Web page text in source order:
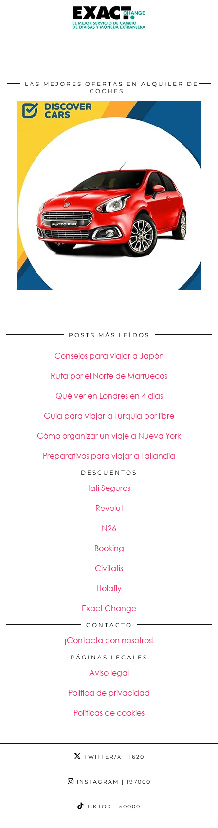
LAS MEJORES OFERTAS EN ALQUILER DE
COCHES
POSTS MÁS LEÍDOS
Consejos para viajar a Japón
Ruta por el Norte de Marruecos
Qué ver en Londres en 4 días
Guía para viajar a Turquía por libre
Cómo organizar un viaje a Nueva York
Preparativos para viajar a Tailandia
DESCUENTOS
Iati Seguros
Revolut
N26
Booking
Civitatis
Holafly
Exact Change
CONTACTO
¡Contacta con nosotros!
PÁGINAS LEGALES
Aviso legal
Política de privacidad
Políticas de cookies
TWITTER/X | 1620
INSTAGRAM | 197000
TIKTOK | 50000